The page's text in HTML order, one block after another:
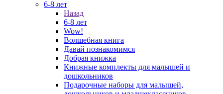
6-8 лет
Назад
6-8 лет
Wow!
Волшебная книга
Давай познакомимся
Добрая книжка
Книжные комплекты для малышей и
дошкольников
Подарочные наборы для малышей,